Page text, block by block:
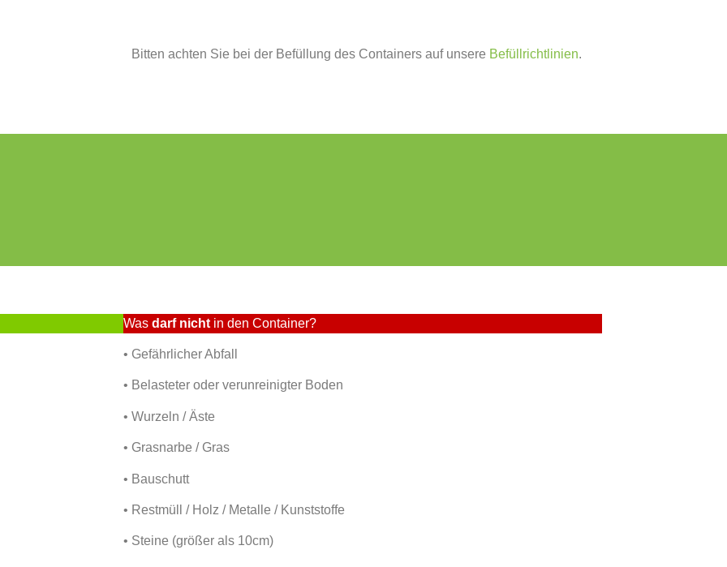
Bitten achten Sie bei der Befüllung des Containers auf unsere Befüllrichtlinien.
Was darf nicht in den Container?
• Gefährlicher Abfall
• Belasteter oder verunreinigter Boden
• Wurzeln / Äste
• Grasnarbe / Gras
• Bauschutt
• Restmüll / Holz / Metalle / Kunststoffe
• Steine (größer als 10cm)